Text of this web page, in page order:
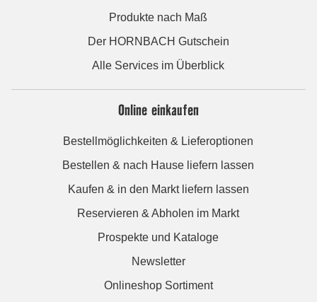
Produkte nach Maß
Der HORNBACH Gutschein
Alle Services im Überblick
Online einkaufen
Bestellmöglichkeiten & Lieferoptionen
Bestellen & nach Hause liefern lassen
Kaufen & in den Markt liefern lassen
Reservieren & Abholen im Markt
Prospekte und Kataloge
Newsletter
Onlineshop Sortiment